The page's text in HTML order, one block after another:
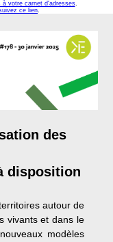
à votre carnet d'adresses.
ce lien.
des
disposition
autour de
vivants et dans le
modèles